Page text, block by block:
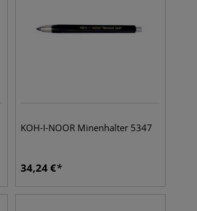
KOH-I-NOOR Minenhalter 5347
34,24€